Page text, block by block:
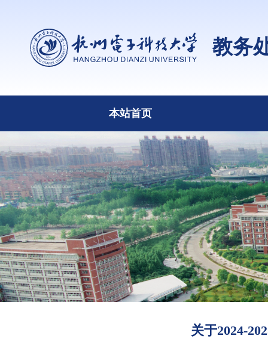
教务
本站首页
关于2024-